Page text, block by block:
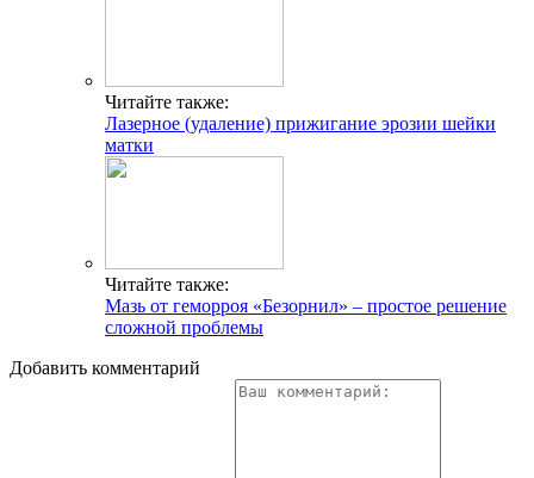
Читайте также:
Лазерное (удаление) прижигание эрозии шейки
матки
Читайте также:
Мазь от геморроя «Безорнил» – простое решение
сложной проблемы
Добавить комментарий